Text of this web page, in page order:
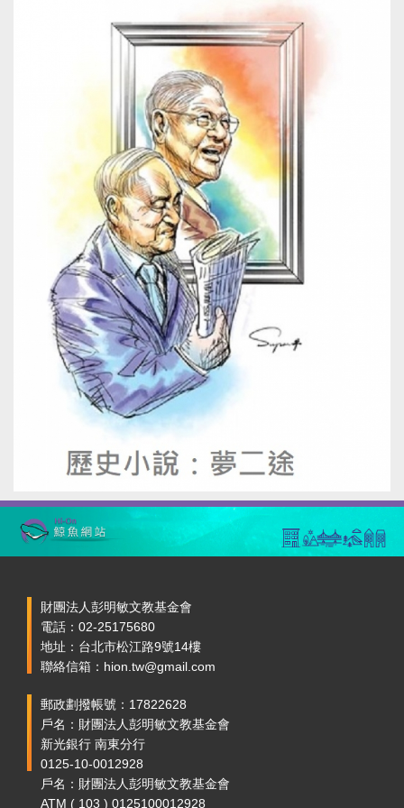
財團法人彭明敏文教基金會
電話：02-25175680
地址：台北市松江路9號14樓
聯絡信箱：hion.tw@gmail.com
郵政劃撥帳號：17822628
戶名：財團法人彭明敏文教基金會
新光銀行 南東分行
0125-10-0012928
戶名：財團法人彭明敏文教基金會
ATM ( 103 ) 0125100012928